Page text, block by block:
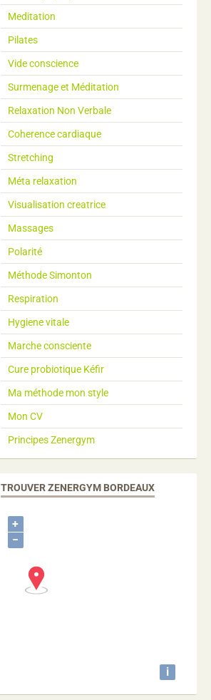
Meditation
Pilates
Vide conscience
Surmenage et Méditation
Relaxation Non Verbale
Coherence cardiaque
Stretching
Méta relaxation
Visualisation creatrice
Massages
Polarité
Méthode Simonton
Respiration
Hygiene vitale
Marche consciente
Cure probiotique Kéfir
Ma méthode mon style
Mon CV
Principes Zenergym
TROUVER ZENERGYM BORDEAUX
+
−
i